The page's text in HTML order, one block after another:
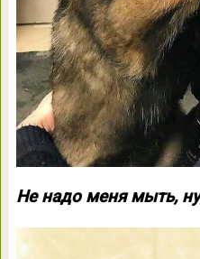
Не надо меня мыть,